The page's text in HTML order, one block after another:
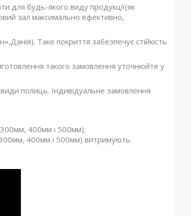
для будь-якого виду продукції(як
зал максимально ефективно,
Таке покриття забезпечує стійкість
такого замовлення уточнюйте у
полиць. Індивідуальне замовлення
400мм і 500мм);
300мм, 400мм і 500мм) витримують